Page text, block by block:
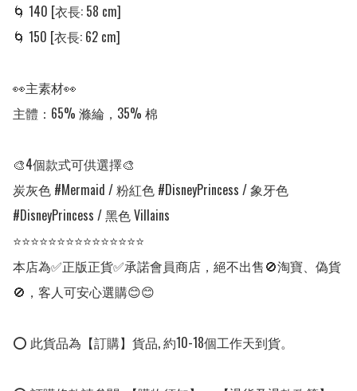
🌀 140 [衣長: 58 cm]
🌀 150 [衣長: 62 cm]
👀主素材👀
主體：65% 滌綸，35% 棉
🎨4個款式可供選擇🎨
炭灰色 #Mermaid / 粉紅色 #DisneyPrincess / 象牙色
#DisneyPrincess / 黑色 Villains
⭐⭐⭐⭐⭐⭐⭐⭐⭐⭐⭐⭐⭐⭐⭐
本店為✅正版正貨✅承諾會員商店，絕不出售🚫淘寶、偽貨
🚫，客人可安心選購😊😊
⭕ 此貨品為【訂購】貨品, 約10-18個工作天到貨。